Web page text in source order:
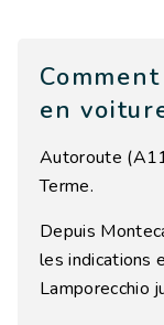
en
Autoroute
Terme.
Depuis
les indications
Lamporecchio